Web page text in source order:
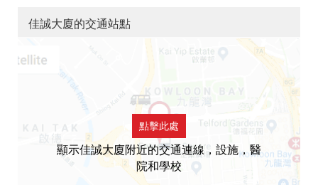
佳誠大廈的交通站點
點擊此處
顯示佳誠大廈附近的交通連線，設施，醫
院和學校